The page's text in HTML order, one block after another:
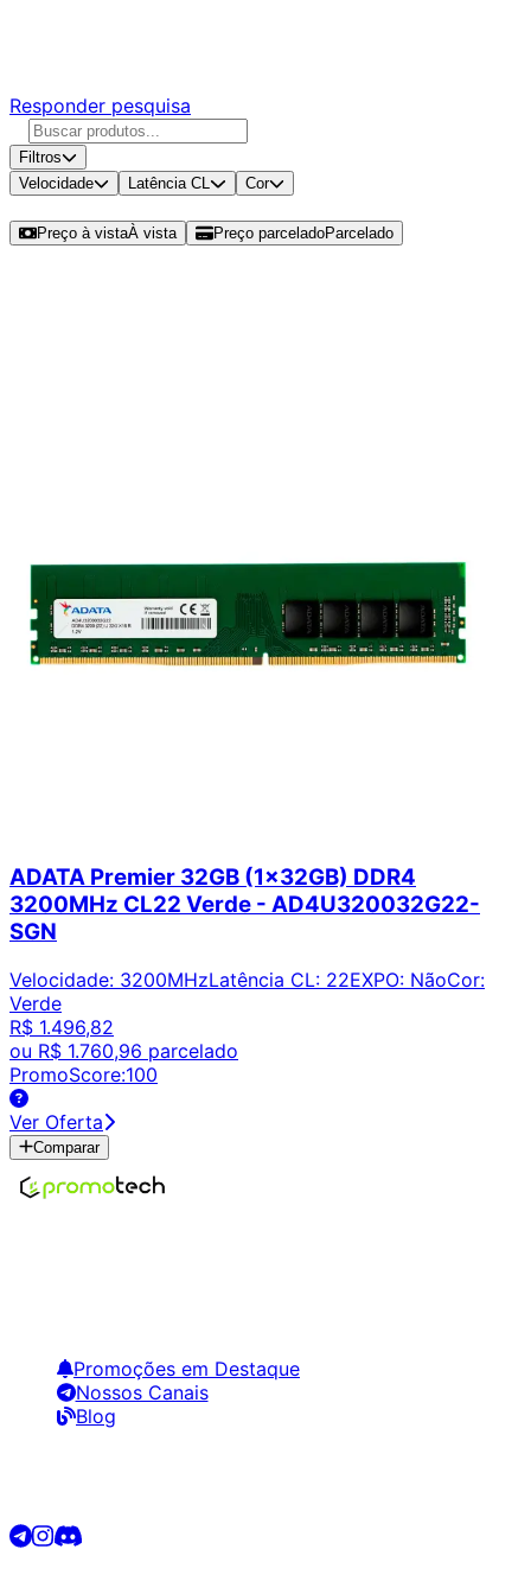
Responder pesquisa
Filtros
Velocidade
Latência CL Cor
Preço à vistaÀ vista Preço parceladoParcelado
ADATA Premier 32GB (1x32GB) DDR4
3200MHz CL22 Verde - AD4U320032G22-
SGN
Velocidade: 3200MHzLatência CL: 22EXPO: NãoCor:
Verde
R$ 1.496,82
ou R$ 1.760,96 parcelado
PromoScore:100
Ver Oferta
Comparar
Promoções em Destaque
Nossos Canais
Blog